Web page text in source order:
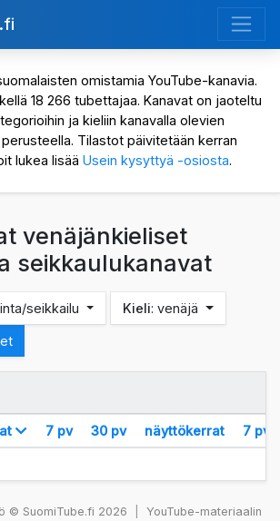
omistamia YouTube-kanavia.
18 266 tubettajaa. Kanavat on jaoteltu
ja kieliin kanavalla olevien
Tilastot päivitetään kerran
lukea lisää Usein kysyttyä -osiosta.
venäjänkieliset
seikkaulukanavat
seikkailu Kieli: venäjä
7 pv 30 pv näyttökerrat 7 pv
© SuomiTube.fi 2026
YouTube-materiaalin